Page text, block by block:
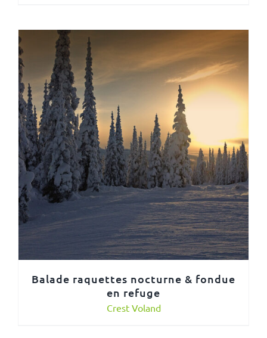
Balade raquettes nocturne & fondue
en refuge
Crest Voland